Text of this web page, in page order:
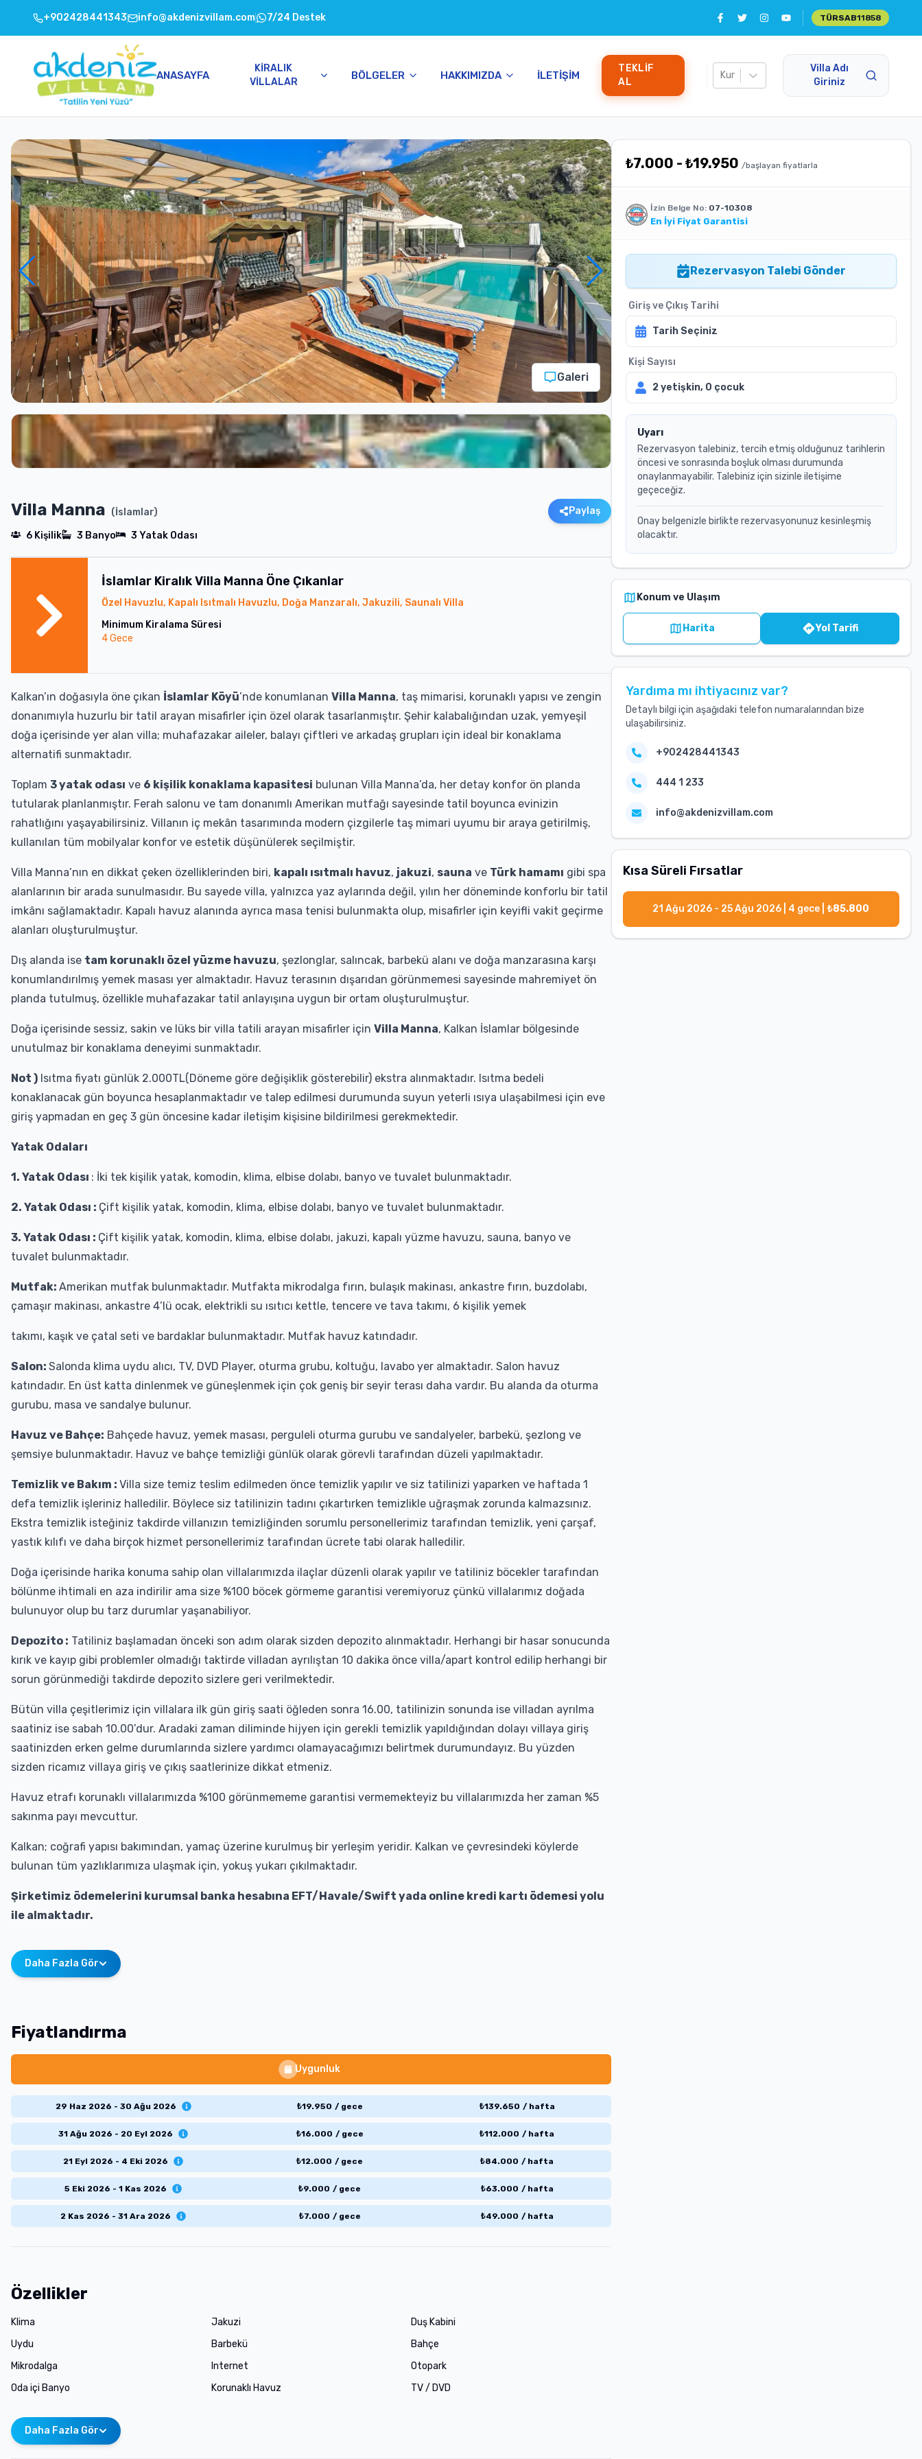
+902428441343 info@akdenizvillam.com 7/24 Destek TÜRSAB11858
ANASAYFA
KIRALIK
VILLALAR
BÖLGELER HAKKIMIZDA İLETIŞIM
TEKLIF
AL
Kur
Villa Adı
Giriniz
Galeri
Villa Manna (İslamlar) Paylaş
6 Kişilik 3 Banyo 3 Yatak Odası
İslamlarKiralıkVilla Manna Öne Çıkanlar
Özel Havuzlu, Kapalı Isıtmalı Havuzlu, Doğa Manzaralı, Jakuzili, Saunalı Villa
Minimum Kiralama Süresi
4Gece
Kalkan’ın doğasıyla öne çıkan İslamlar Köyü’nde konumlanan Villa Manna, taş mimarisi, korunaklı yapısı ve zengin
donanımıyla huzurlu bir tatil arayan misafirler için özel olarak tasarlanmıştır. Şehir kalabalığından uzak, yemyeşil
doğa içerisinde yer alan villa; muhafazakar aileler, balayı çiftleri ve arkadaş grupları için ideal bir konaklama
alternatifi sunmaktadır.
Toplam 3 yatak odası ve 6 kişilik konaklama kapasitesi bulunan Villa Manna’da, her detay konfor ön planda
tutularak planlanmıştır. Ferah salonu ve tam donanımlı Amerikan mutfağı sayesinde tatil boyunca evinizin
rahatlığını yaşayabilirsiniz. Villanın iç mekân tasarımında modern çizgilerle taş mimari uyumu bir araya getirilmiş,
kullanılan tüm mobilyalar konfor ve estetik düşünülerek seçilmiştir.
Villa Manna’nın en dikkat çeken özelliklerinden biri, kapalı ısıtmalı havuz, jakuzi, sauna ve Türk hamamı gibi spa
alanlarının bir arada sunulmasıdır. Bu sayede villa, yalnızca yaz aylarında değil, yılın her döneminde konforlu bir tatil
imkânı sağlamaktadır. Kapalı havuz alanında ayrıca masa tenisi bulunmakta olup, misafirler için keyifli vakit geçirme
alanları oluşturulmuştur.
Dış alanda ise tam korunaklı özel yüzme havuzu, şezlonglar, salıncak, barbekü alanı ve doğa manzarasına karşı
konumlandırılmış yemek masası yer almaktadır. Havuz terasının dışarıdan görünmemesi sayesinde mahremiyet ön
planda tutulmuş, özellikle muhafazakar tatil anlayışına uygun bir ortam oluşturulmuştur.
Doğa içerisinde sessiz, sakin ve lüks bir villa tatili arayan misafirler için Villa Manna, Kalkan İslamlar bölgesinde
unutulmaz bir konaklama deneyimi sunmaktadır.
Not ) Isıtma fiyatı günlük 2.000TL(Döneme göre değişiklik gösterebilir) ekstra alınmaktadır. Isıtma bedeli
konaklanacak gün boyunca hesaplanmaktadır ve talep edilmesi durumunda suyun yeterli ısıya ulaşabilmesi için eve
giriş yapmadan en geç 3 gün öncesine kadar iletişim kişisine bildirilmesi gerekmektedir.
Yatak Odaları
1. Yatak Odası : İki tek kişilik yatak, komodin, klima, elbise dolabı, banyo ve tuvalet bulunmaktadır.
2. Yatak Odası : Çift kişilik yatak, komodin, klima, elbise dolabı, banyo ve tuvalet bulunmaktadır.
3. Yatak Odası : Çift kişilik yatak, komodin, klima, elbise dolabı, jakuzi, kapalı yüzme havuzu, sauna, banyo ve
tuvalet bulunmaktadır.
Mutfak: Amerikan mutfak bulunmaktadır. Mutfakta mikrodalga fırın, bulaşık makinası, ankastre fırın, buzdolabı,
çamaşır makinası, ankastre 4’lü ocak, elektrikli su ısıtıcı kettle, tencere ve tava takımı, 6 kişilik yemek
takımı, kaşık ve çatal seti ve bardaklar bulunmaktadır. Mutfak havuz katındadır.
Salon: Salonda klima uydu alıcı, TV, DVD Player, oturma grubu, koltuğu, lavabo yer almaktadır. Salon havuz
katındadır. En üst katta dinlenmek ve güneşlenmek için çok geniş bir seyir terası daha vardır. Bu alanda da oturma
gurubu, masa ve sandalye bulunur.
Havuz ve Bahçe: Bahçede havuz, yemek masası, perguleli oturma gurubu ve sandalyeler, barbekü, şezlong ve
şemsiye bulunmaktadır. Havuz ve bahçe temizliği günlük olarak görevli tarafından düzeli yapılmaktadır.
Temizlik ve Bakım : Villa size temiz teslim edilmeden önce temizlik yapılır ve siz tatilinizi yaparken ve haftada 1
defa temizlik işleriniz halledilir. Böylece siz tatilinizin tadını çıkartırken temizlikle uğraşmak zorunda kalmazsınız.
Ekstra temizlik isteğiniz takdirde villanızın temizliğinden sorumlu personellerimiz tarafından temizlik, yeni çarşaf,
yastık kılıfı ve daha birçok hizmet personellerimiz tarafından ücrete tabi olarak halledilir.
Doğa içerisinde harika konuma sahip olan villalarımızda ilaçlar düzenli olarak yapılır ve tatiliniz böcekler tarafından
bölünme ihtimali en aza indirilir ama size %100 böcek görmeme garantisi veremiyoruz çünkü villalarımız doğada
bulunuyor olup bu tarz durumlar yaşanabiliyor.
Depozito : Tatiliniz başlamadan önceki son adım olarak sizden depozito alınmaktadır. Herhangi bir hasar sonucunda
kırık ve kayıp gibi problemler olmadığı taktirde villadan ayrılıştan 10 dakika önce villa/apart kontrol edilip herhangi bir
sorun görünmediği takdirde depozito sizlere geri verilmektedir.
Bütün villa çeşitlerimiz için villalara ilk gün giriş saati öğleden sonra 16.00, tatilinizin sonunda ise villadan ayrılma
saatiniz ise sabah 10.00’dur. Aradaki zaman diliminde hijyen için gerekli temizlik yapıldığından dolayı villaya giriş
saatinizden erken gelme durumlarında sizlere yardımcı olamayacağımızı belirtmek durumundayız. Bu yüzden
sizden ricamız villaya giriş ve çıkış saatlerinize dikkat etmeniz.
Havuz etrafı korunaklı villalarımızda %100 görünmememe garantisi vermemekteyiz bu villalarımızda her zaman %5
sakınma payı mevcuttur.
Kalkan; coğrafi yapısı bakımından, yamaç üzerine kurulmuş bir yerleşim yeridir. Kalkan ve çevresindeki köylerde
bulunan tüm yazlıklarımıza ulaşmak için, yokuş yukarı çıkılmaktadır.
Şirketimiz ödemelerini kurumsal banka hesabına EFT/Havale/Swift yada online kredi kartı ödemesi yolu
ile almaktadır.
Daha Fazla Gör
Fiyatlandırma
Uygunluk
29 Haz 2026 - 30 Ağu 2026 ₺19.950 / gece ₺139.650 / hafta
31 Ağu 2026 - 20 Eyl 2026 ₺16.000 / gece ₺112.000 / hafta
21 Eyl 2026 - 4 Eki 2026 ₺12.000 / gece ₺84.000 / hafta
5 Eki 2026 - 1 Kas 2026 ₺9.000 / gece ₺63.000 / hafta
2 Kas 2026 - 31 Ara 2026 ₺7.000 / gece ₺49.000 / hafta
Özellikler
Klima
Uydu
Mikrodalga
Oda içi Banyo
Jakuzi
Barbekü
Internet
Korunaklı Havuz
Duş Kabini
Bahçe
Otopark
TV / DVD
Daha Fazla Gör
₺7.000 - ₺19.950 /başlayan fiyatlarla
İzin Belge No: 07-10308
En İyi Fiyat Garantisi
Rezervasyon Talebi Gönder
Giriş ve Çıkış Tarihi
Tarih Seçiniz
Kişi Sayısı
2yetişkin, 0 çocuk
Uyarı
Rezervasyon talebiniz, tercih etmiş olduğunuz tarihlerin
öncesi ve sonrasında boşluk olması durumunda
onaylanmayabilir. Talebiniz için sizinle iletişime
geçeceğiz.
Onay belgenizle birlikte rezervasyonunuz kesinleşmiş
olacaktır.
Konum ve Ulaşım
Harita Yol Tarifi
Yardıma mı ihtiyacınız var?
Detaylı bilgi için aşağıdaki telefon numaralarından bize
ulaşabilirsiniz.
+902428441343
444 1 233
info@akdenizvillam.com
Kısa Süreli Fırsatlar
21 Ağu 2026 - 25 Ağu 2026 4 gece | ₺85.800